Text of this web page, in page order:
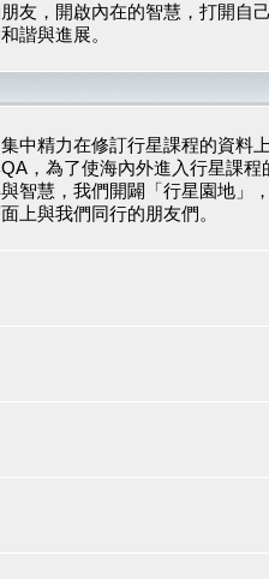
友，開啟內在的智慧，打開自
諧與進展。
中精力在修訂行星課程的資料
，為了使海內外進入行星課
智慧，我們開闢「行星園地」
上與我們同行的朋友們。